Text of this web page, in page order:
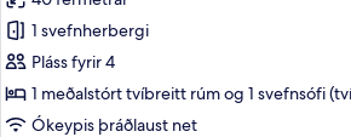
Deluxe-
íbúð
-
verönd
1 svefnherbergi
Pláss fyrir 4
1 meðalstórt tvíbreitt rúm og 1 svefnsófi
Ókeypis þráðlaust net